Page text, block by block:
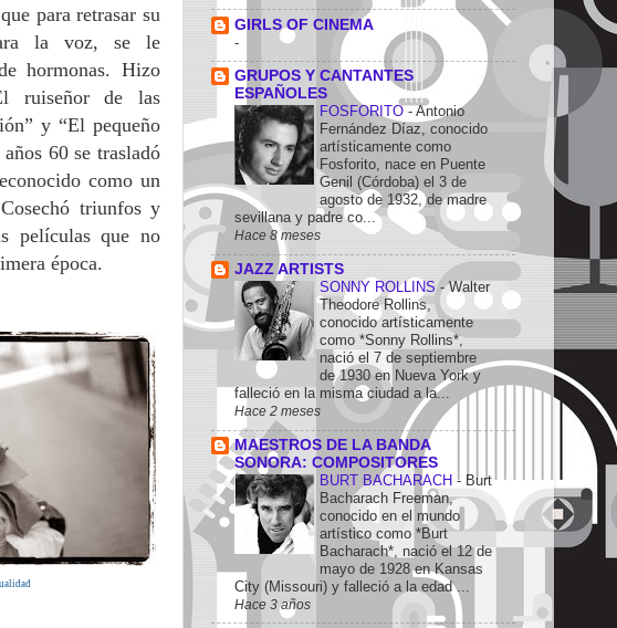
para retrasar su
la voz, se le
hormonas. Hizo
ruiseñor de las
y “El pequeño
60 se trasladó
como un
Cosechó triunfos y
películas que no
época.
GIRLS OF CINEMA
-
GRUPOS Y CANTANTES
ESPAÑOLES
FOSFORITO-Antonio
Fernández Díaz, conocido
artísticamente como
Fosforito, nace en Puente
Genil (Córdoba) el 3 de
agosto de 1932, de madre
sevillana y padre co...
Hace 8 meses
JAZZ ARTISTS
SONNY ROLLINS-Walter
Theodore Rollins,
conocido artísticamente
como *Sonny Rollins*,
nació el 7 de septiembre
de 1930 en Nueva York y
falleció en la misma ciudad a la...
Hace 2 meses
MAESTROS DE LA BANDA
SONORA: COMPOSITORES
BURT BACHARACH - Burt
Bacharach Freeman,
conocido en el mundo
artístico como *Burt
Bacharach*, nació el 12 de
mayo de 1928 en Kansas
City (Missouri) y falleció a la edad ...
Hace 3 años